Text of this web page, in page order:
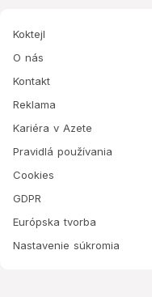
Koktejl
O nás
Kontakt
Reklama
Kariéra v Azete
Pravidlá používania
Cookies
GDPR
Európska tvorba
Nastavenie súkromia